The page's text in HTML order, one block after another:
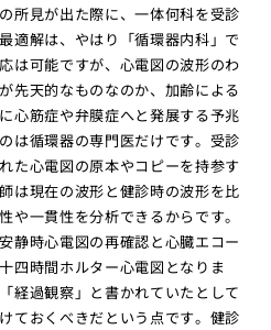
所見が出た際に、一体何科を受診
適解は、やはり「循環器内科」で
は可能ですが、心電図の波形のわ
先天的なものなのか、加齢による
心筋症や弁膜症へと発展する予兆
は循環器の専門医だけです。受診
た心電図の原本やコピーを持参す
は現在の波形と健診時の波形を比
や一貫性を分析できるからです。
静時心電図の再確認と心臓エコー
四時間ホルター心電図となりま
経過観察」と書かれていたとして
ておくべきだという点です。健診